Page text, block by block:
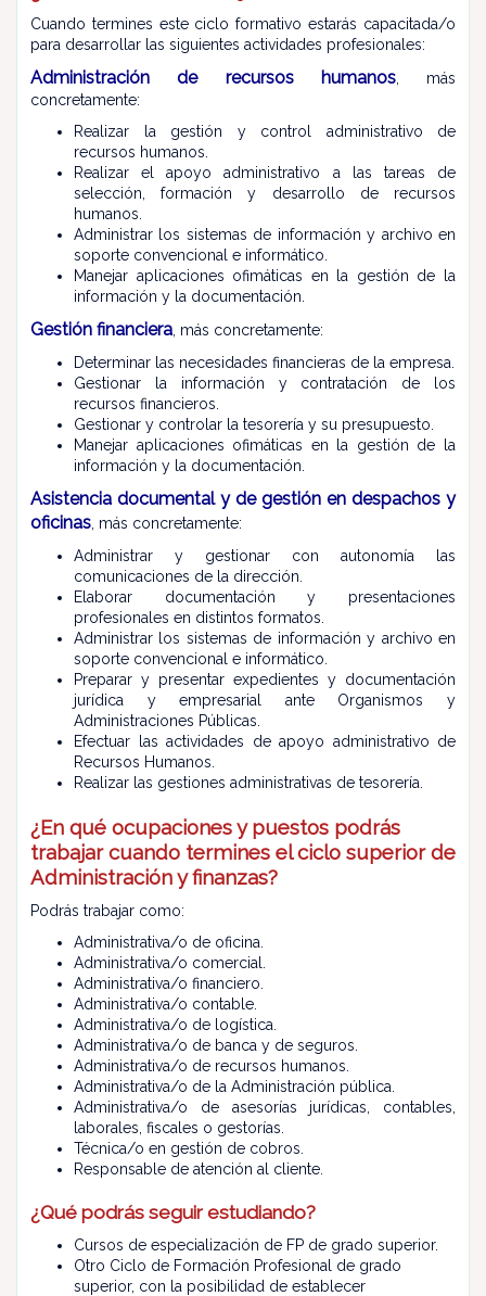
Cuando termines este ciclo formativo estarás capacitada/o
para desarrollar las siguientes actividades profesionales:
Administración de recursos humanos, más
concretamente:
Realizar la gestión y control administrativo de
recursos humanos.
Realizar el apoyo administrativo a las tareas de
selección, formación y desarrollo de recursos
humanos.
Administrar los sistemas de información y archivo en
soporte convencional e informático.
Manejar aplicaciones ofimáticas en la gestión de la
información y la documentación.
Gestión financiera , más concretamente:
Determinar las necesidades financieras de la empresa.
Gestionar la información y contratación de los
recursos financieros.
Gestionar y controlar la tesorería y su presupuesto.
Manejar aplicaciones ofimáticas en la gestión de la
información y la documentación.
Asistencia documental y de gestión en despachos y
oficinas , más concretamente:
Administrar y gestionar con autonomía las
comunicaciones de la dirección.
Elaborar documentación y presentaciones
profesionales en distintos formatos.
Administrar los sistemas de información y archivo en
soporte convencional e informático.
Preparar y presentar expedientes y documentación
jurídica y empresarial ante Organismos y
Administraciones Públicas.
Efectuar las actividades de apoyo administrativo de
Recursos Humanos.
Realizar las gestiones administrativas de tesorería.
¿En qué ocupaciones y puestos podrás
trabajar cuando termines el ciclo superior de
Administración y finanzas?
Podrás trabajar como:
Administrativa/o de oficina.
Administrativa/o comercial.
Administrativa/o financiero.
Administrativa/o contable.
Administrativa/o de logística.
Administrativa/o de banca y de seguros.
Administrativa/o de recursos humanos.
Administrativa/o de la Administración pública.
Administrativa/o de asesorías jurídicas, contables,
laborales, fiscales o gestorías.
Técnica/o en gestión de cobros.
Responsable de atención al cliente.
¿Qué podrás seguir estudiando?
Cursos de especialización de FP de grado superior.
Otro Ciclo de Formación Profesional de grado
superior, con la posibilidad de establecer